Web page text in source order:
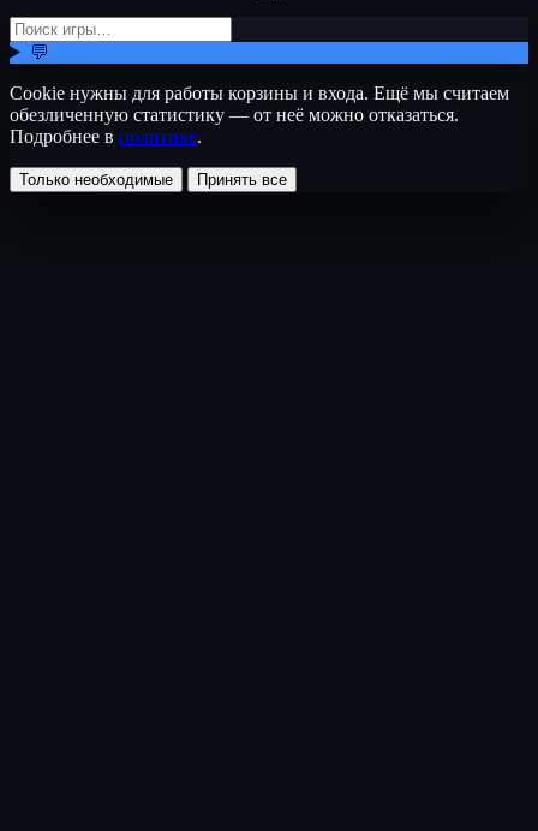
💬
Cookie нужны для работы корзины и входа. Ещё мы считаем
обезличенную статистику — от неё можно отказаться.
Подробнее в политике.
Только необходимые Принять все